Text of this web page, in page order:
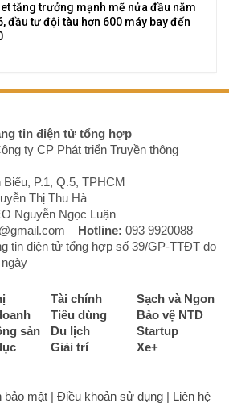
tăng trưởng mạnh mẽ nửa đầu năm
đầu tư đội tàu hơn 600 máy bay đến
tin điện tử tổng hợp
ty CP Phát triển Truyền thông
P.1, Q.5, TPHCM
Thị Thu Hà
Nguyễn Ngọc Luận
– Hotline: 093 9920088‬
tin điện tử tổng hợp số 39/GP-TTĐT do
Tài chính
Sạch và Ngon
Tiêu dùng
Bảo vệ NTD
sản Du lịch
Startup
Giải trí Xe+
bảo mật | Điều khoản sử dụng | Liên hệ